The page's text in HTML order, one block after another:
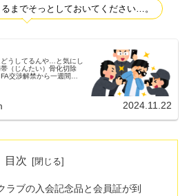
までそっとしておいてください…。
うしてるんや…と気にし
（じんたい）骨化切除
交渉解禁から一週間が
2024.11.22
目次
ラブの入会記念品と会員証が到